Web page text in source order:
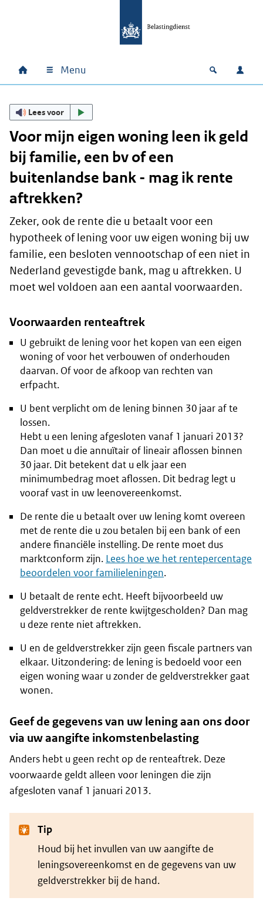
Hoofdnavigatie
Home Menu Open
Lees voor
Voor mijn eigen woning leen ik geld
bij familie, een bv of een
buitenlandse bank - mag ik rente
aftrekken?
Zeker, ook de rente die u betaalt voor een
hypotheek of lening voor uw eigen woning bij uw
familie, een besloten vennootschap of een niet in
Nederland gevestigde bank, mag u aftrekken. U
moet wel voldoen aan een aantal voorwaarden.
Voorwaarden renteaftrek
U gebruikt de lening voor het kopen van een eigen
woning of voor het verbouwen of onderhouden
daarvan. Of voor de afkoop van rechten van
erfpacht.
U bent verplicht om de lening binnen 30 jaar af te
lossen.
Hebt u een lening afgesloten vanaf 1 januari 2013?
Dan moet u die annuïtair of lineair aflossen binnen
30 jaar. Dit betekent dat u elk jaar een
minimumbedrag moet aflossen. Dit bedrag legt u
vooraf vast in uw leenovereenkomst.
De rente die u betaalt over uw lening komt overeen
met de rente die u zou betalen bij een bank of een
andere financiële instelling. De rente moet dus
marktconform zijn. Lees hoe we het rentepercentage
beoordelen voor familieleningen.
U betaalt de rente echt. Heeft bijvoorbeeld uw
geldverstrekker de rente kwijtgescholden? Dan mag
u deze rente niet aftrekken.
U en de geldverstrekker zijn geen fiscale partners van
elkaar. Uitzondering: de lening is bedoeld voor een
eigen woning waar u zonder de geldverstrekker gaat
wonen.
Geef de gegevens van uw lening aan ons door
via uw aangifte inkomstenbelasting
Anders hebt u geen recht op de renteaftrek. Deze
voorwaarde geldt alleen voor leningen die zijn
afgesloten vanaf 1 januari 2013.
Tip
Houd bij het invullen van uw aangifte de
leningsovereenkomst en de gegevens van uw
geldverstrekker bij de hand.